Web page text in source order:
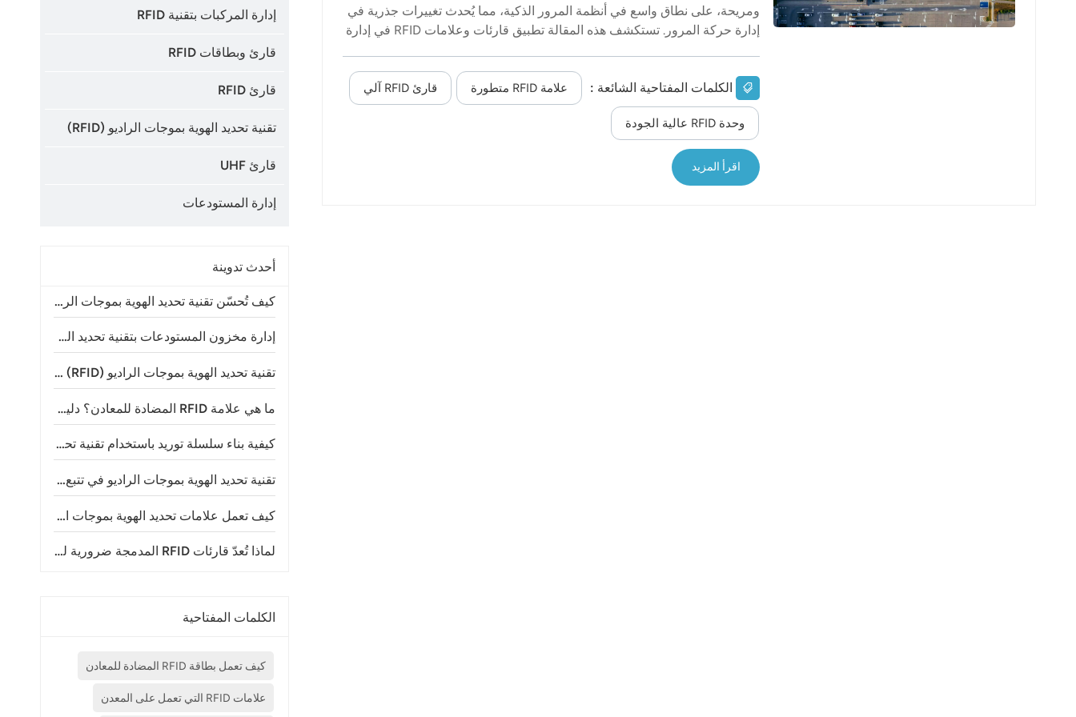
عربي إدارة المركبات بتقنية RFID
قارئ وبطاقات RFID
قارئ RFID
تقنية تحديد الهوية بموجات الراديو (RFID)
قارئ UHF
إدارة المستودعات
أحدث تدوينة
كيف تُحسّن تقنية تحديد الهوية بموجات الراديو (RFID) دقة جرد المخزون وعمليات المتاجر
إدارة مخزون المستودعات بتقنية تحديد الهوية بموجات الراديو (RFID): الفوائد والتطبيقات ودليل التنفيذ
تقنية تحديد الهوية بموجات الراديو (RFID) في مدن الملاهي: استخداماتها وفوائدها وكيفية عملها
ما هي علامة RFID المضادة للمعادن؟ دليل شامل لتقنية RFID على المعادن
كيفية بناء سلسلة توريد باستخدام تقنية تحديد الهوية بموجات الراديو (RFID) للتتبع
تقنية تحديد الهوية بموجات الراديو في تتبع الحيوانات: إحداث تحول في إدارة الثروة الحيوانية ومراقبة الحياة البرية
كيف تعمل علامات تحديد الهوية بموجات الراديو (RFID) للماشية؟ فهم تكنولوجيا تحديد هوية الماشية الحديثة
لماذا تُعدّ قارئات RFID المدمجة ضرورية لتطبيقات إنترنت الأشياء الحديثة؟
الكلمات المفتاحية
كيف تعمل بطاقة RFID المضادة للمعادن
علامات RFID التي تعمل على المعدن
ومريحة، على نطاق واسع في أنظمة المرور الذكية، مما يُحدث تغييرات جذرية في
إدارة حركة المرور. تستكشف هذه المقالة تطبيق قارئات وعلامات RFID في إدارة
بموجات الراديو (RFID) في إدارة المرور الذكية تحديد هوية المركبات وإدارتها. فمن
خلال تثبيت علامات RFID على المركبات، تستطيع إدارات المرور تحقيق التحديد
التلقائي للمركبات وإدارتها. على سبيل المثال، قارئات RFID يمكن تركيب هذه
الأنظمة عند بوابات تحصيل الرسوم، ومواقف السيارات، والتقاطعات. عند مرور
المركبات، يقوم قارئ البطاقات بتحديد علامات RFID المو...
الكلمات المفتاحية الشائعة : علامة RFID متطورة قارئ RFID آلي
وحدة RFID عالية الجودة
اقرأ المزيد